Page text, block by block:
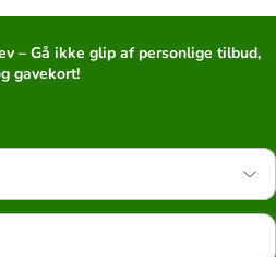
– Gå ikke glip af personlige tilbud,
gavekort!